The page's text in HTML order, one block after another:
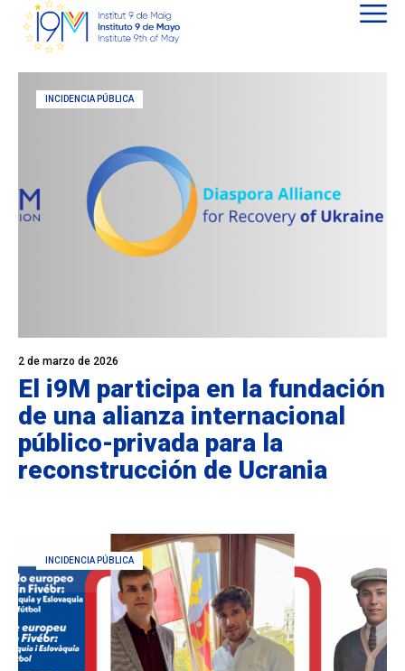
INCIDENCIA PÚBLICA
2 de marzo de 2026
El i9M participa en la fundación
de una alianza internacional
público-privada para la
reconstrucción de Ucrania
INCIDENCIA PÚBLICA